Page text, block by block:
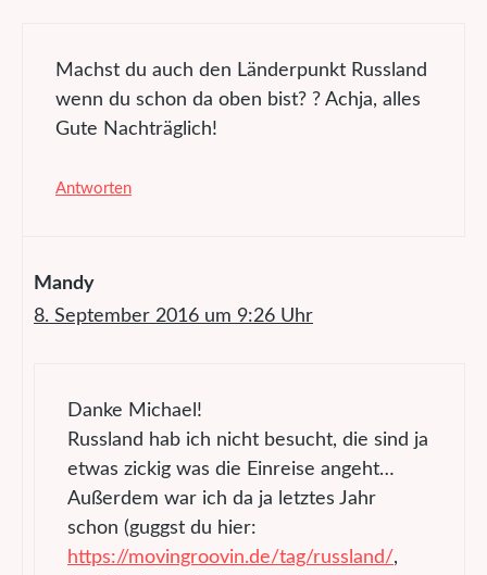
Machst du auch den Länderpunkt Russland
wenn du schon da oben bist? ? Achja, alles
Gute Nachträglich!
Antworten
Mandy
8. September 2016 um 9:26 Uhr
Danke Michael!
Russland hab ich nicht besucht, die sind ja
etwas zickig was die Einreise angeht…
Außerdem war ich da ja letztes Jahr
schon (guggst du hier:
https://movingroovin.de/tag/russland/,